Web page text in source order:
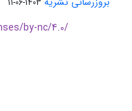
1403-06-11
by-nc/4.0/